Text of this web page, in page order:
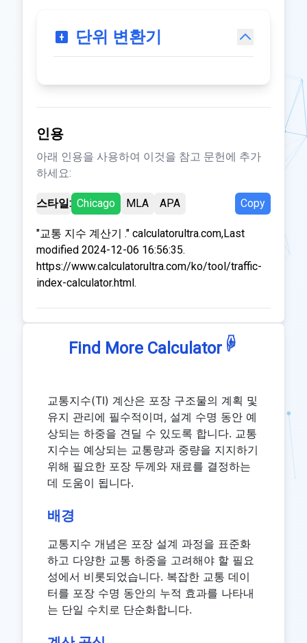
단위 변환기
인용
아래 인용을 사용하여 이것을 참고 문헌에 추가
하세요:
스타일: Chicago MLA APA Copy
"교통 지수 계산기 ." calculatorultra.com,Last
modified 2024-12-06 16:56:35.
https://www.calculatorultra.com/ko/tool/traffic-
index-calculator.html.
Find More Calculator ☟
교통지수(TI) 계산은 포장 구조물의 계획 및
유지 관리에 필수적이며, 설계 수명 동안 예
상되는 하중을 견딜 수 있도록 합니다. 교통
지수는 예상되는 교통량과 중량을 지지하기
위해 필요한 포장 두께와 재료를 결정하는
데 도움이 됩니다.
배경
교통지수 개념은 포장 설계 과정을 표준화
하고 다양한 교통 하중을 고려해야 할 필요
성에서 비롯되었습니다. 복잡한 교통 데이
터를 포장 수명 동안의 누적 효과를 나타내
는 단일 수치로 단순화합니다.